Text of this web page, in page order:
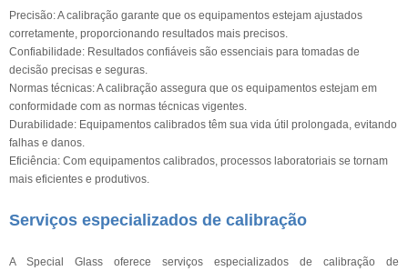
Precisão: A calibração garante que os equipamentos estejam ajustados
corretamente, proporcionando resultados mais precisos.
Confiabilidade: Resultados confiáveis são essenciais para tomadas de
decisão precisas e seguras.
Normas técnicas: A calibração assegura que os equipamentos estejam em
conformidade com as normas técnicas vigentes.
Durabilidade: Equipamentos calibrados têm sua vida útil prolongada, evitando
falhas e danos.
Eficiência: Com equipamentos calibrados, processos laboratoriais se tornam
mais eficientes e produtivos.
Serviços especializados de calibração
A Special Glass oferece serviços especializados de calibração de